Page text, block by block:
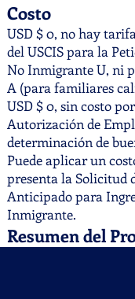
Costo
USD $ 0, no hay
del USCIS para la
No Inmigrante U, ni
A (para familiares
USD $ 0, sin costo
Autorización de
determinación de
Puede aplicar un
presenta la Solicitud
Anticipado para
Inmigrante.
Resumen del